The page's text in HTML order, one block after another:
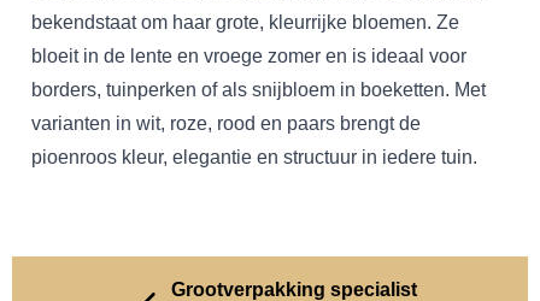
bekendstaat om haar grote, kleurrijke bloemen. Ze
bloeit in de lente en vroege zomer en is ideaal voor
borders, tuinperken of als snijbloem in boeketten. Met
varianten in wit, roze, rood en paars brengt de
pioenroos kleur, elegantie en structuur in iedere tuin.
Grootverpakking specialist